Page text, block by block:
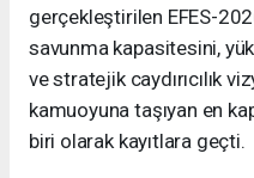
gerçekleştirilen EFES-
savunma kapasitesini,
ve stratejik caydırıcılık
kamuoyuna taşıyan en
biri olarak kayıtlara geçti.